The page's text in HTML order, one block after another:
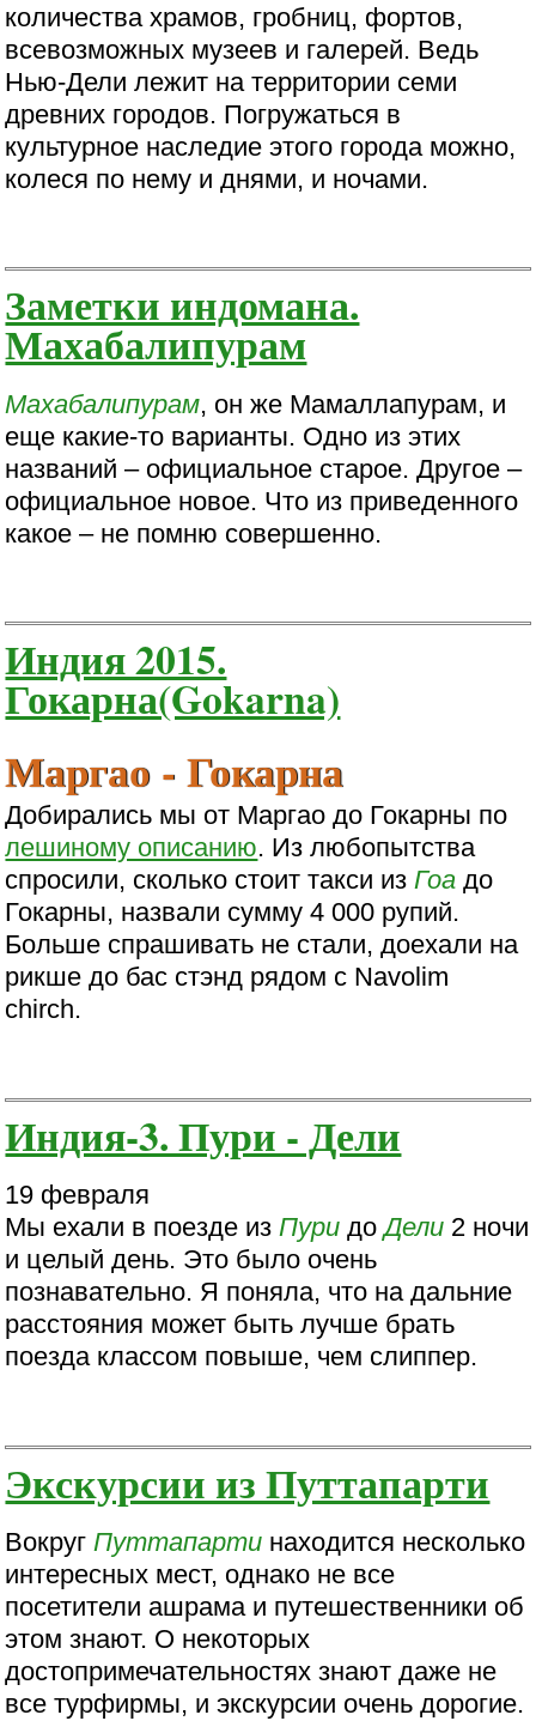
количества храмов, гробниц, фортов,
всевозможных музеев и галерей. Ведь
Нью-Дели лежит на территории семи
древних городов. Погружаться в
культурное наследие этого города можно,
колеся по нему и днями, и ночами.
Заметки индомана.
Махабалипурам
Махабалипурам, он же Мамаллапурам, и
еще какие-то варианты. Одно из этих
названий – официальное старое. Другое –
официальное новое. Что из приведенного
какое – не помню совершенно.
Индия 2015.
Гокарна(Gokarna)
Маргао - Гокарна
Добирались мы от Маргао до Гокарны по
лешиному описанию. Из любопытства
спросили, сколько стоит такси изГоа до
Гокарны, назвали сумму 4 000 рупий.
Больше спрашивать не стали, доехали на
рикше до бас стэнд рядом с Navolim
chirch.
Индия-3. Пури - Дели
19 февраля
Мы ехали в поезде изПури доДели 2 ночи
и целый день. Это было очень
познавательно. Я поняла, что на дальние
расстояния может быть лучше брать
поезда классом повыше, чем слиппер.
Экскурсии из Путтапарти
ВокругПуттапарти находится несколько
интересных мест, однако не все
посетители ашрама и путешественники об
этом знают. О некоторых
достопримечательностях знают даже не
все турфирмы, и экскурсии очень дорогие.